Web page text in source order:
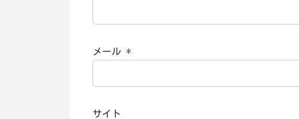
メール *
サイト